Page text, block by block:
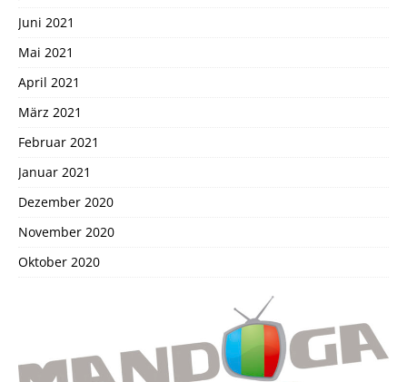
Juni 2021
Mai 2021
April 2021
März 2021
Februar 2021
Januar 2021
Dezember 2020
November 2020
Oktober 2020